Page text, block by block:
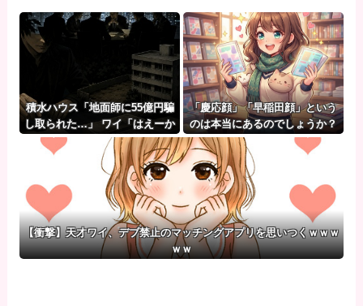
積水ハウス「地面師に55億円騙
し取られた…」 ワイ「はえーか
わいそう…会社滅茶苦茶やろな
ぁ」
「慶応顔」「早稲田顔」という
のは本当にあるのでしょうか？
【衝撃】天才ワイ、デブ禁止のマッチングアプリを思いつくｗｗｗ
ｗｗ